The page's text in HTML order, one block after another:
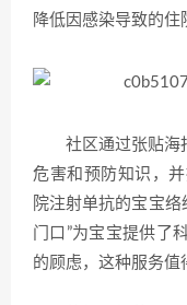
降低因感染导致的住
社区通过张贴海
危害和预防知识，
院注射单抗的宝宝
门口”为宝宝提供了
的顾虑，这种服务值